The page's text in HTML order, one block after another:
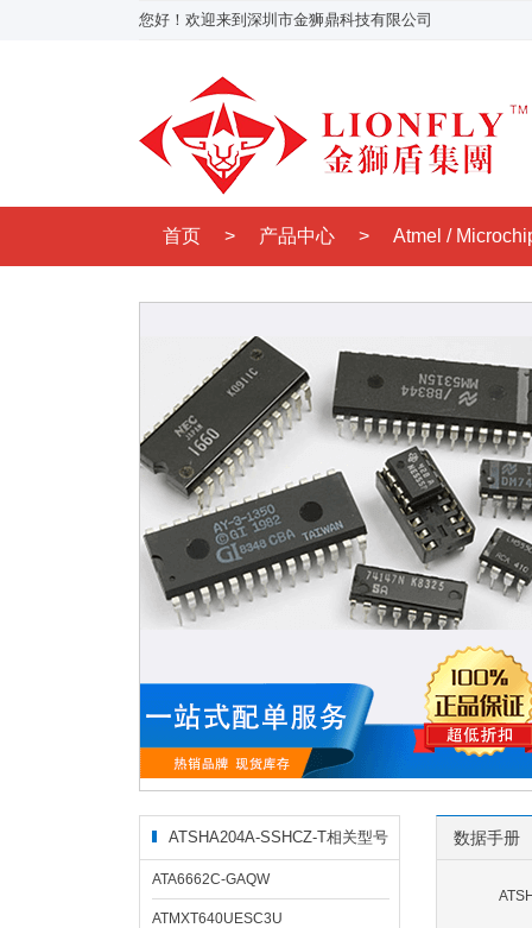
您好！欢迎来到深圳市金狮鼎科技有限公司
首页 > 产品中心 > Atmel /
ATSHA204A-SSHCZ-T相关型号
ATA6662C-GAQW
ATMXT640UESC3U
数据手册